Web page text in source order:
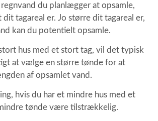
du planlægger at opsamle,
tagareal er. Jo større dit tagareal er,
kan du potentielt opsamle.
hus med et stort tag, vil det typisk
at vælge en større tønde for at
af opsamlet vand.
hvis du har et mindre hus med et
tønde være tilstrækkelig.